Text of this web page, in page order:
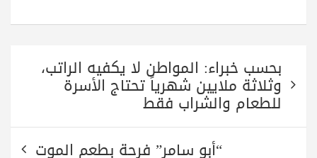
المقالات
بحسب خبراء: المواطن لا يكفيه الراتب،
وثلاثة ملايين شهرياً تحتاج الأسرة
للطعام والشراب فقط
“أبو سامر” فرحة بطعم الموت